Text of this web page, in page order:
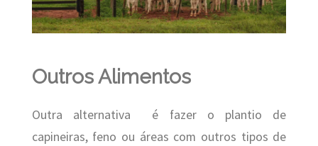
Outros Alimentos
Outra alternativa é fazer o plantio de
capineiras, feno ou áreas com outros tipos de